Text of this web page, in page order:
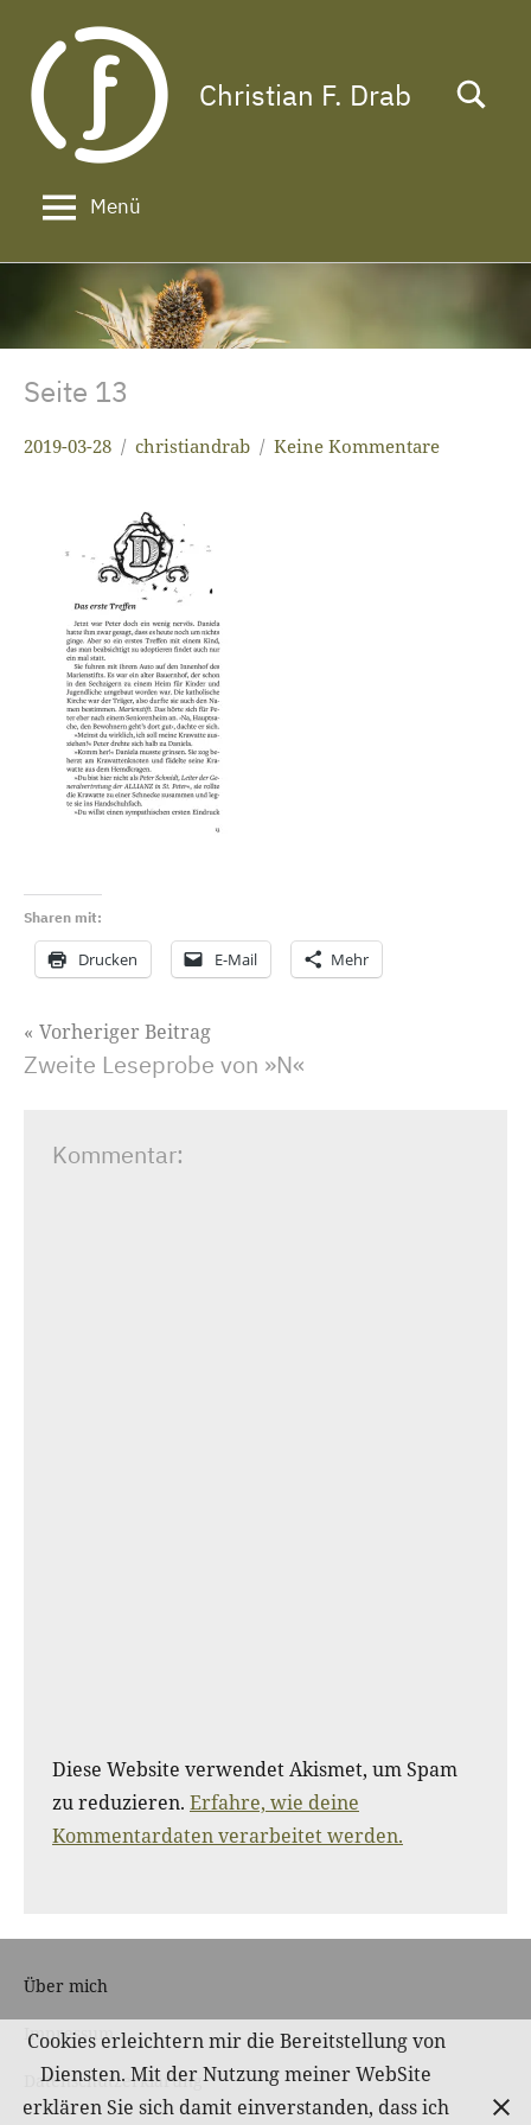
Inhalt
springen
Christian F. Drab
Das
ein
langes
Gesicht!
Menü
Seite 13
2019-03-28 christiandrab Keine Kommentare
Sharen mit:
Drucken E-Mail Mehr
Beitragsnavigation
Vorheriger Beitrag
Zweite Leseprobe von »N«
Kommentar:
Diese Website verwendet Akismet, um Spam
zu reduzieren. Erfahre, wie deine
Kommentardaten verarbeitet werden.
Über mich
Impressum
Datenschutzerklärung
Cookies erleichtern mir die Bereitstellung von
Diensten. Mit der Nutzung meiner WebSite
erklären Sie sich damit einverstanden, dass ich